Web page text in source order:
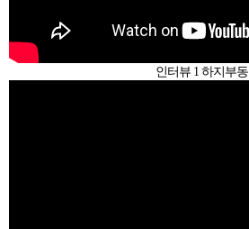
인터뷰 1 하지부동